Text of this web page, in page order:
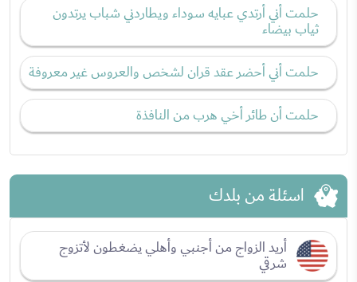
حلمت أني أرتدي عبايه سوداء ويطاردني شباب يرتدون
ثياب بيضاء
حلمت أني أحضر عقد قران لشخص والعروس غير معروفة
حلمت أن طائر أخي هرب من النافذة
اسئلة من بلدك
أريد الزواج من أجنبي وأهلي يضغطون لأتزوج
شرقي